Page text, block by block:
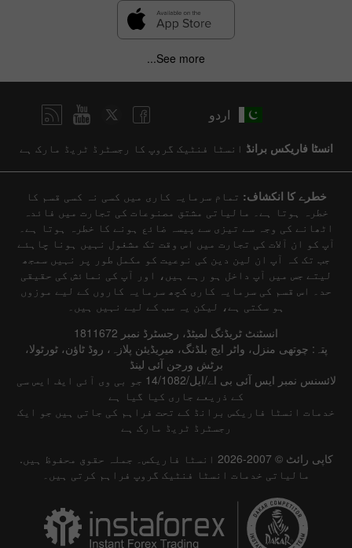
See more...
اردو
انسٹا فاریکس برانڈ انسٹا فنٹیک گروپ کا رجسٹرڈ ٹریڈ مارک ہے
خطرے کا انکشاف: تمام سرمایہ کاری میں کسی نہ کسی قسم کا
خطرہ ہوتا ہے۔ مالیاتی مشتق مصنوعات کی تجارت میں فائدہ
اٹھانے کی وجہ سے تیزی سے پیسہ ضائع ہونے کا خطرہ ہوتا ہے۔
آپ کو ان آلات کی تجارت میں اس وقت تک مشغول نہیں ہونا چاہئے
جب تک کہ آپ ان لین دین کی نوعیت کو مکمل طور پر نہیں سمجھ
لیتے جس میں آپ داخل ہو رہے ہیں، اور آپ کی نمائش کی حقیقی
حد۔ اس قسم کی سرمایہ کاری کچھ سرمایہ کاروں کے لیے موزوں
ہو سکتی ہے، لیکن یہ سب کے لیے نہیں ہیں۔
انسٹنٹ ٹریڈنگ لمیٹڈ، رجسٹرڈ نمبر 1811672
پتہ: چوتھی منزل، واٹر ایج بلڈنگ، میریڈیئن پلازہ، روڈ ٹاؤن، ٹورٹولا،
برٹش ورجن آئی لینڈ
لائسنس نمبر ایس آئی بی اے/ایل/14/1082 جو بی وی آئی ایف ایس سی
کے ذریعے جاری کیا گیا ہے
خدمات انسٹا فاریکس برانڈ کے تحت فراہم کی جاتی ہیں جو ایک
رجسٹرڈ ٹریڈ مارک ہے
کاپی رائٹ © 2007-2026 انسٹا فاریکس۔ جملہ حقوق محفوظ ہیں.
مالیاتی خدمات انسٹا فنٹیک گروپ فراہم کرتی ہیں۔